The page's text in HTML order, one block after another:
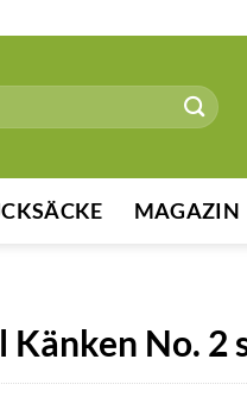
MAGAZIN
No. 2